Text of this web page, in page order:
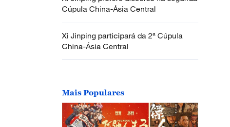
Cúpula China-Ásia Central
Xi Jinping participará da 2ª Cúpula
China-Ásia Central
Mais Populares